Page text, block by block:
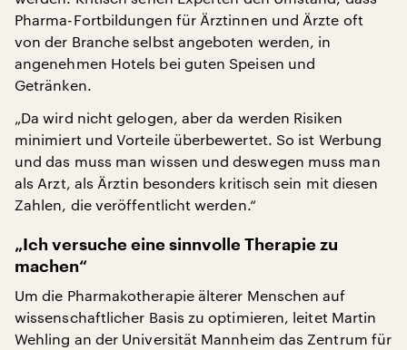
Pharma-Fortbildungen für Ärztinnen und Ärzte oft
von der Branche selbst angeboten werden, in
angenehmen Hotels bei guten Speisen und
Getränken.
„Da wird nicht gelogen, aber da werden Risiken
minimiert und Vorteile überbewertet. So ist Werbung
und das muss man wissen und deswegen muss man
als Arzt, als Ärztin besonders kritisch sein mit diesen
Zahlen, die veröffentlicht werden.“
„Ich versuche eine sinnvolle Therapie zu
machen“
Um die Pharmakotherapie älterer Menschen auf
wissenschaftlicher Basis zu optimieren, leitet Martin
Wehling an der Universität Mannheim das Zentrum für